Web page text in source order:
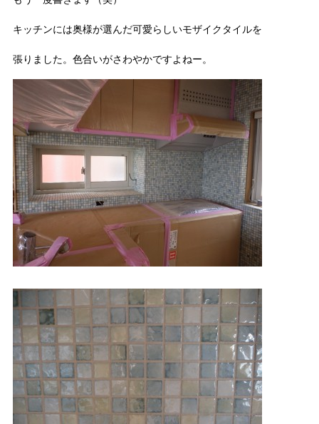
キッチンには奥様が選んだ可愛らしいモザイクタイルを
張りました。色合いがさわやかですよねー。